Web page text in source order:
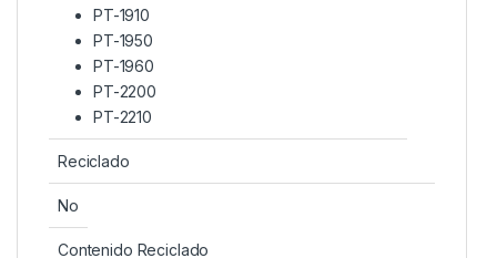
PT-1910
PT-1950
PT-1960
PT-2200
PT-2210
Reciclado
No
Contenido Reciclado